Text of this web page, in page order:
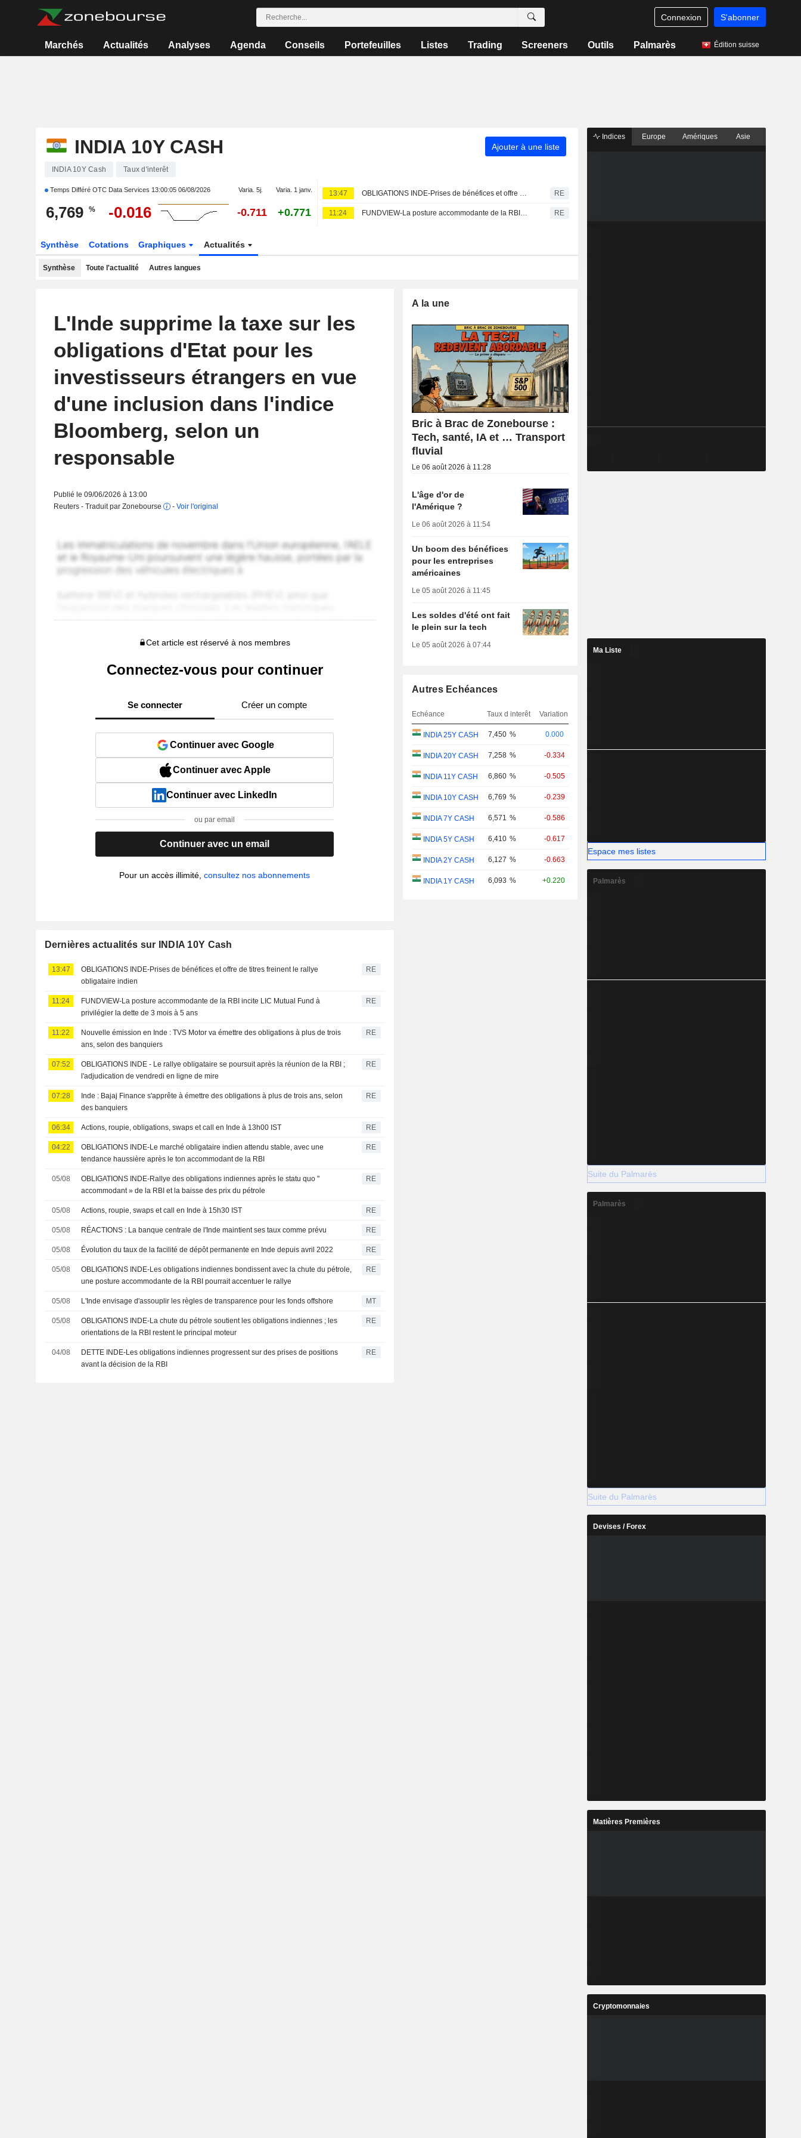
Connexion S'abonner
Marchés Actualités Analyses Agenda Conseils Portefeuilles Listes Trading Screeners Outils Palmarès Édition suisse
INDIA 10Y CASH Ajouter à une liste
INDIA 10Y Cash Taux d'interêt
Temps Différé OTC Data Services 13:00:05 06/08/2026 Varia. 5j. Varia. 1 janv.
6,769 % -0.016 -0.711 +0.771
13:47 OBLIGATIONS INDE-Prises de bénéfices et offre de titres freinent le rallye obligataire indien RE
11:24 FUNDVIEW-La posture accommodante de la RBI incite LIC Mutual Fund à privilégier la dette de 3 mois à 5 ans RE
Synthèse Cotations Graphiques Actualités
Synthèse Toute l'actualité Autres langues
L'Inde supprime la taxe sur les
obligations d'Etat pour les
investisseurs étrangers en vue
d'une inclusion dans l'indice
Bloomberg, selon un
responsable
Publié le 09/06/2026 à 13:00
Reuters - Traduit par Zonebourse
- Voir l'original
Cet article est réservé à nos membres
Connectez-vous pour continuer
Se connecter Créer un compte
Continuer avec Google
Continuer avec Apple
Continuer avec LinkedIn
ou par email
Continuer avec un email
Pour un accès illimité,consultez nos abonnements
Dernières actualités sur INDIA 10Y Cash
13:47
OBLIGATIONS INDE-Prises de bénéfices et offre de titres freinent le rallye
obligataire indien
RE
11:24
FUNDVIEW-La posture accommodante de la RBI incite LIC Mutual Fund à
privilégier la dette de 3 mois à 5 ans
RE
11:22
Nouvelle émission en Inde : TVS Motor va émettre des obligations à plus de trois
ans, selon des banquiers
RE
07:52
OBLIGATIONS INDE - Le rallye obligataire se poursuit après la réunion de la RBI ;
l'adjudication de vendredi en ligne de mire
RE
07:28
Inde : Bajaj Finance s'apprête à émettre des obligations à plus de trois ans, selon
des banquiers
RE
06:34 Actions, roupie, obligations, swaps et call en Inde à 13h00 IST RE
04:22
OBLIGATIONS INDE-Le marché obligataire indien attendu stable, avec une
tendance haussière après le ton accommodant de la RBI
RE
05/08
OBLIGATIONS INDE-Rallye des obligations indiennes après le statu quo "
accommodant » de la RBI et la baisse des prix du pétrole
RE
05/08 Actions, roupie, swaps et call en Inde à 15h30 IST RE
05/08 RÉACTIONS : La banque centrale de l'Inde maintient ses taux comme prévu RE
05/08 Évolution du taux de la facilité de dépôt permanente en Inde depuis avril 2022 RE
05/08
OBLIGATIONS INDE-Les obligations indiennes bondissent avec la chute du pétrole,
une posture accommodante de la RBI pourrait accentuer le rallye
RE
05/08 L'Inde envisage d'assouplir les règles de transparence pour les fonds offshore MT
05/08
OBLIGATIONS INDE-La chute du pétrole soutient les obligations indiennes ; les
orientations de la RBI restent le principal moteur
RE
04/08
DETTE INDE-Les obligations indiennes progressent sur des prises de positions
avant la décision de la RBI
RE
A la une
Bric à Brac de Zonebourse :
Tech, santé, IA et … Transport
fluvial
Le 06 août 2026 à 11:28
L'âge d'or de
l'Amérique ?
Le 06 août 2026 à 11:54
Un boom des bénéfices
pour les entreprises
américaines
Le 05 août 2026 à 11:45
Les soldes d'été ont fait
le plein sur la tech
Le 05 août 2026 à 07:44
Autres Echéances
Echéance Taux d interêt Variation
INDIA 25Y CASH 7,450 % 0.000
INDIA 20Y CASH 7,258 % -0.334
INDIA 11Y CASH 6,860 % -0.505
INDIA 10Y CASH 6,769 % -0.239
INDIA 7Y CASH 6,571 % -0.586
INDIA 5Y CASH 6,410 % -0.617
INDIA 2Y CASH 6,127 % -0.663
INDIA 1Y CASH 6,093 % +0.220
Indices Europe Amériques Asie
Ma Liste
Espace mes listes
Palmarès
Suite du Palmarès
Palmarès
Suite du Palmarès
Devises / Forex
Matières Premières
Cryptomonnaies